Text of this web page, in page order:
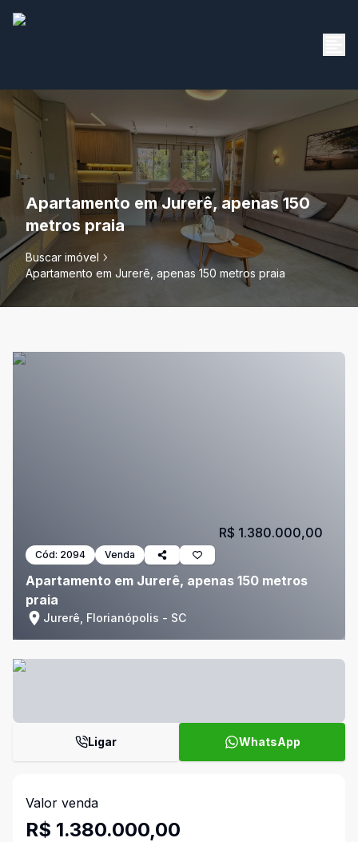
Apartamento em Jurerê, apenas 150
metros praia
Buscar imóvel
Apartamento em Jurerê, apenas 150 metros praia
Cód: 2094 Venda
Apartamento em Jurerê, apenas 150 metros
praia
Jurerê, Florianópolis - SC
R$ 1.380.000,00
Ligar WhatsApp
Valor venda
R$ 1.380.000,00